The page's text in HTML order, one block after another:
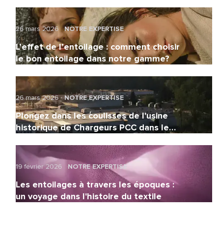
26 mars 2026 NOTRE EXPERTISE
L’effet de l’entoilage : comment choisir
le bon entoilage dans notre gamme?
26 mars 2026 NOTRE EXPERTISE
Plongez dans les coulisses de l'usine
historique de Chargeurs PCC dans le
19 février 2026 NOTRE EXPERTISE
Les entoilages à travers les époques :
un voyage dans l'histoire du textile